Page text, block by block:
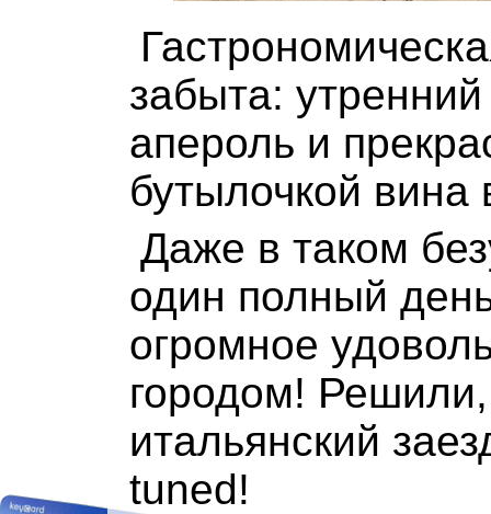
забыта:
апероль и
бутылочкой
Даже в таком
один полный
огромное
городом!
итальянский
tuned!